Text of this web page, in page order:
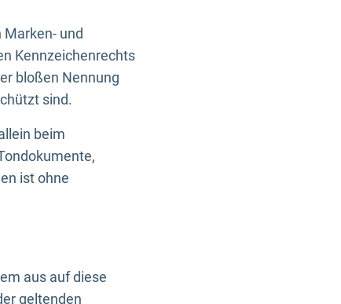
und
Kennzeichenrechts
bloßen Nennung
sind.
beim
ist ohne
aus auf diese
geltenden